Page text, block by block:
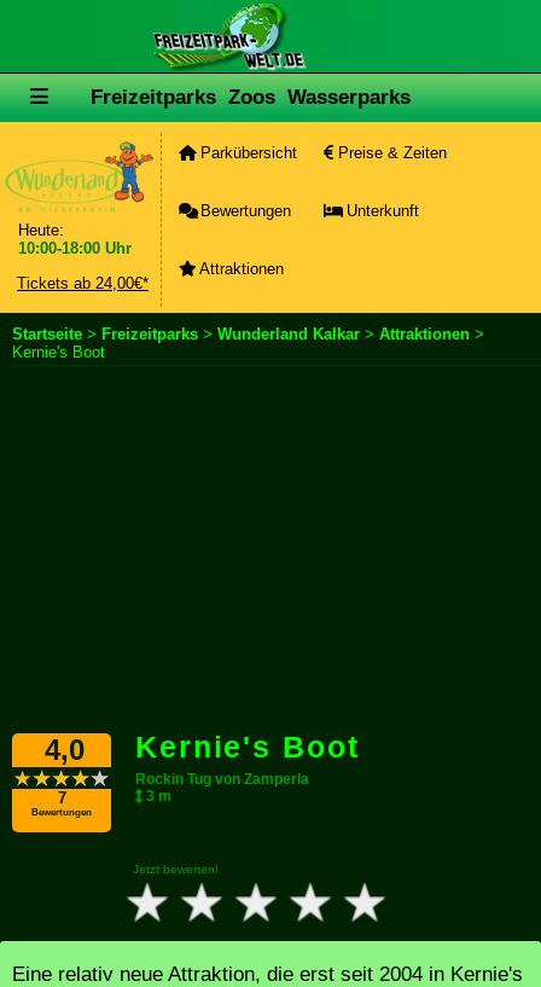
Freizeitparks Zoos Wasserparks
Heute:
10:00-18:00 Uhr
Tickets ab 24,00€*
Parkübersicht Preise & Zeiten
Bewertungen Unterkunft
Attraktionen
Startseite > Freizeitparks > Wunderland Kalkar > Attraktionen >
Kernie's Boot
4,0
7
Bewertungen
Kernie's Boot
Rockin Tug von Zamperla
3 m
Jetzt bewerten!
Eine relativ neue Attraktion, die erst seit 2004 in Kernie's